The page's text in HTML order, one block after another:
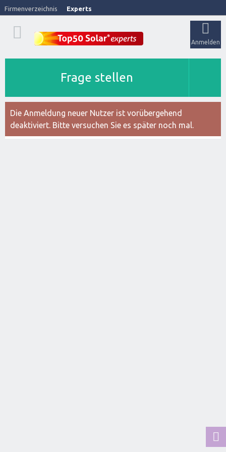
Firmenverzeichnis Experts
Anmelden
Frage stellen
Die Anmeldung neuer Nutzer ist vorübergehend
deaktiviert. Bitte versuchen Sie es später noch mal.